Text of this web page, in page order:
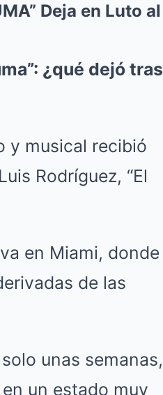
Deja en Luto al
¿qué dejó tras
y musical recibió
Rodríguez, “El
en Miami, donde
de las
unas semanas,
un estado muy